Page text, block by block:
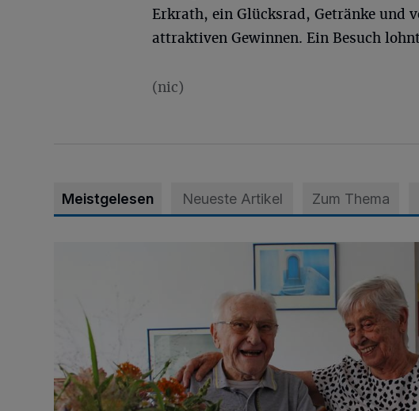
Erkrath, ein Glücksrad, Getränke und
attraktiven Gewinnen. Ein Besuch
(nic)
Meistgelesen Neueste Artikel Zum Thema